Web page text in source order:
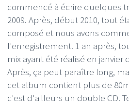
commencé à écrire quelques
2009. Après, début 2010, tout
composé et nous avons
l'enregistrement. 1 an après,
mix ayant été réalisé en janvier
Après, ça peut paraître long,
cet album contient plus de
c'est d'ailleurs un double CD.